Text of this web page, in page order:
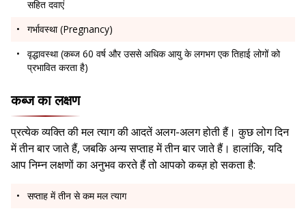
सहित दवाएं
गर्भावस्था (Pregnancy)
वृद्धावस्था (कब्ज 60 वर्ष और उससे अधिक आयु के लगभग एक तिहाई लोगों को
प्रभावित करता है)
कब्ज का लक्षण
प्रत्येक व्यक्ति की मल त्याग की आदतें अलग-अलग होती हैं। कुछ लोग दिन
में तीन बार जाते हैं, जबकि अन्य सप्ताह में तीन बार जाते हैं। हालांकि, यदि
आप निम्न लक्षणों का अनुभव करते हैं तो आपको कब्ज़ हो सकता है:
सप्ताह में तीन से कम मल त्याग